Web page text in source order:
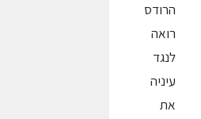
הרודס
רואה
לנגד
עיניה
את